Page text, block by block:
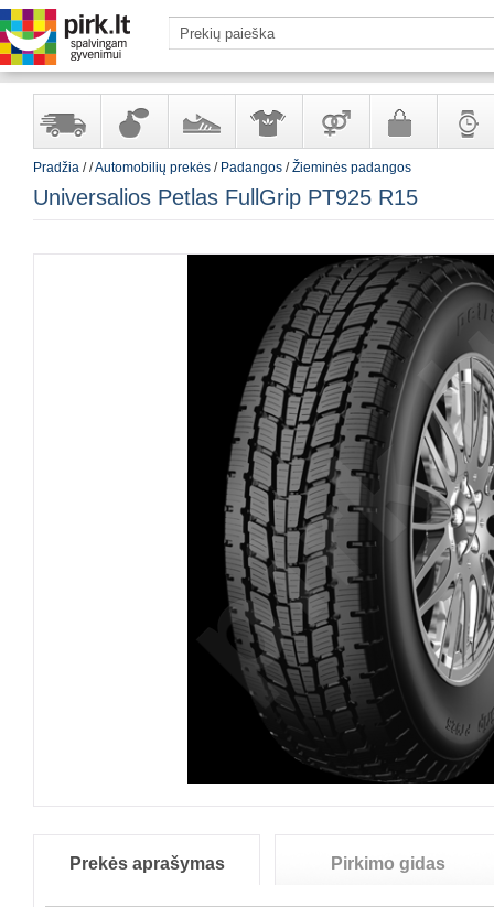
sandėlyje
ir
kosmetika
ir
aksesuarai
suaugusiems
Pradžia //Automobilių prekės / Padangos /Žieminės padangos
Universalios Petlas FullGrip PT925 R15
Prekės aprašymas Pirkimo gidas